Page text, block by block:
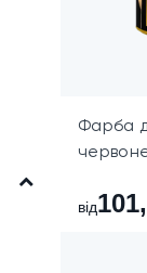
Фарба
від